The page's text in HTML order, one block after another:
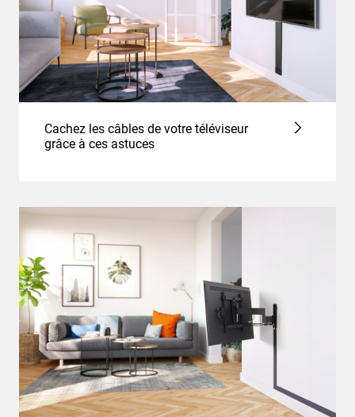
Cachez les câbles de votre téléviseur
grâce à ces astuces